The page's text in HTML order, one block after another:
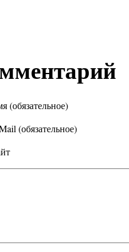
(обязательное)
(обязательное)